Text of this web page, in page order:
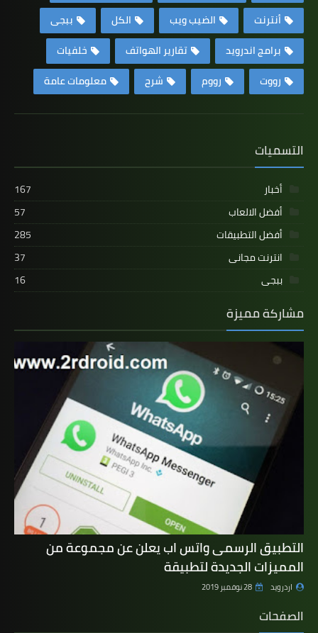
أنترنت
الضيب ويب الكل
ببجى
برامج اندرويد
تقارير الهواتف
خلفيات
رووت
رووم شرح معلومات عامة
التسميات
أخبار
167
أفضل الالعاب
57
أفضل التطبيقات
285
انترنت مجانى
37
ببجى
16
مشاركة مميزة
التطبيق الرسمى واتس اب يعلن عن مجموعة من
المميزات الجديدة لتطبيقة
اردرويد 28 نوفمبر 2019
الصفحات